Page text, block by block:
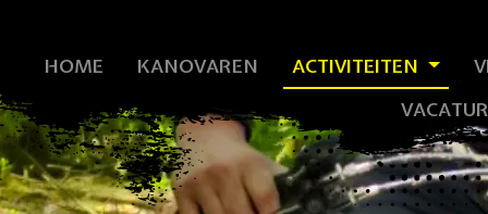
HOME KANOVAREN ACTIVITEITEN